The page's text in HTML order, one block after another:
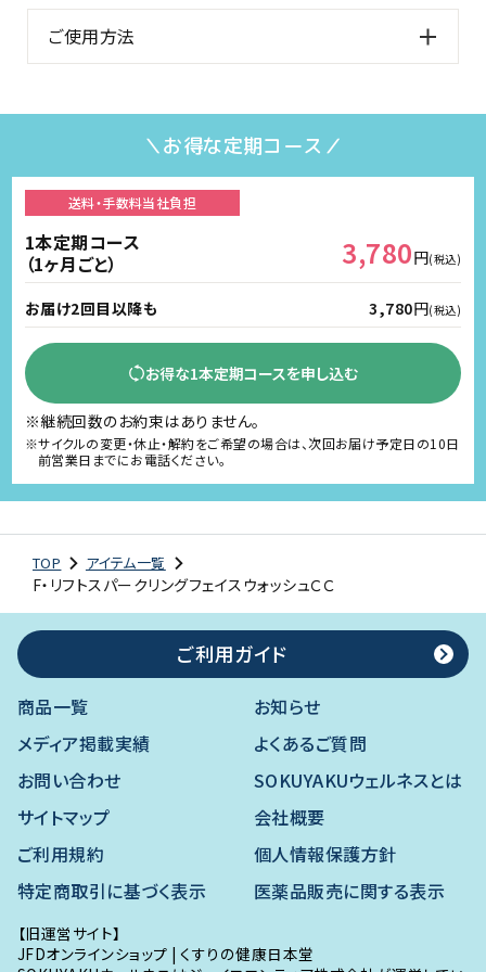
ご使用方法
＼お得な定期コース／
送料・手数料当社負担
1本定期コース
（1ヶ月ごと）
3,780円(税込)
お届け2回目以降も 3,780円(税込)
お得な1本定期コースを申し込む
※継続回数のお約束はありません。
※サイクルの変更・休止・解約をご希望の場合は、次回お届け予定日の10日
前営業日までにお電話ください。
TOP アイテム一覧
F・リフトスパークリングフェイスウォッシュＣＣ
ご利用ガイド
商品一覧
お知らせ
メディア掲載実績
よくあるご質問
お問い合わせ
SOKUYAKUウェルネスとは
サイトマップ
会社概要
ご利用規約
個人情報保護方針
特定商取引に基づく表示
医薬品販売に関する表示
【旧運営サイト】
JFDオンラインショップ |くすりの健康日本堂